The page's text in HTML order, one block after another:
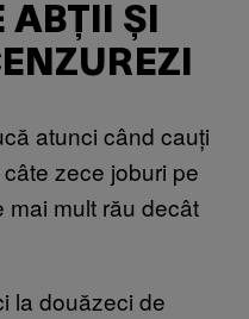
ABȚII ȘI
atunci când cauți
zece joburi pe
mai mult rău decât
la douăzeci de